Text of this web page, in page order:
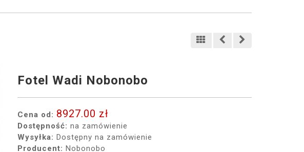
Fotel Wadi Nobonobo
Cena od: 8927.00 zł
Dostępność: na zamówienie
Wysyłka: Dostępny na zamówienie
Producent: Nobonobo